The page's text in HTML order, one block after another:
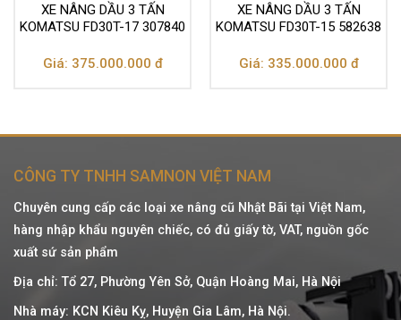
XE NÂNG DẦU 3 TẤN
KOMATSU FD30T-17 307840
Giá: 375.000.000 đ
XE NÂNG DẦU 3 TẤN
KOMATSU FD30T-15 582638
Giá: 335.000.000 đ
CÔNG TY TNHH SAMNON VIỆT NAM
Chuyên cung cấp các loại xe nâng cũ Nhật Bãi tại Việt Nam,
hàng nhập khẩu nguyên chiếc, có đủ giấy tờ, VAT, nguồn gốc
xuất sứ sản phẩm
Địa chỉ: Tổ 27, Phường Yên Sở, Quận Hoàng Mai, Hà Nội
Nhà máy: KCN Kiêu Kỵ, Huyện Gia Lâm, Hà Nội.